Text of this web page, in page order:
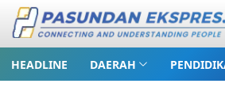
HEADLINE DAERAH